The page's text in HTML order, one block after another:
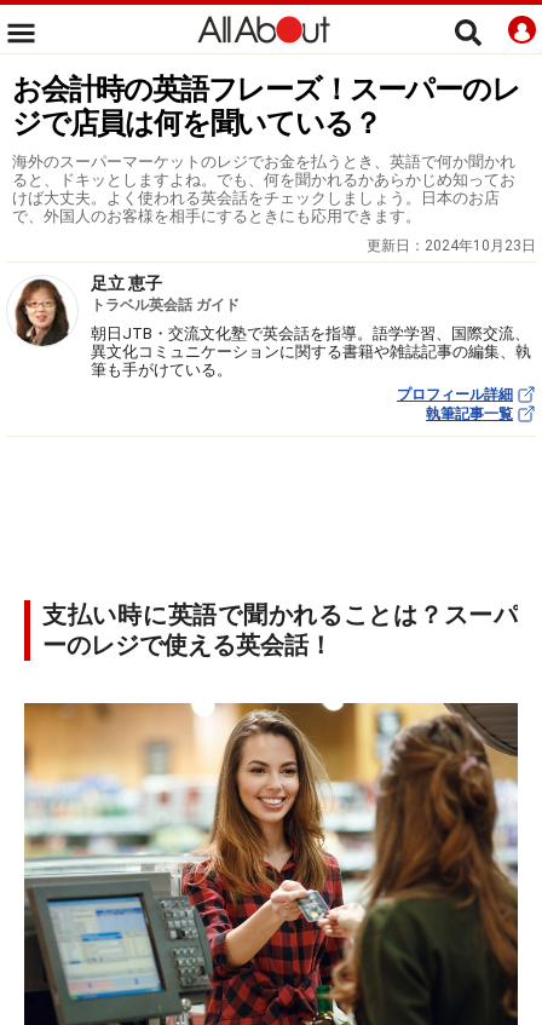
お会計時の英語フレーズ！スーパーのレ
ジで店員は何を聞いている？
海外のスーパーマーケットのレジでお金を払うとき、英語で何か聞かれ
ると、ドキッとしますよね。でも、何を聞かれるかあらかじめ知ってお
けば大丈夫。よく使われる英会話をチェックしましょう。日本のお店
で、外国人のお客様を相手にするときにも応用できます。
更新日： 2024年10月23日
足立 恵子
トラベル英会話 ガイド
朝日JTB・交流文化塾で英会話を指導。語学学習、国際交流、
異文化コミュニケーションに関する書籍や雑誌記事の編集、執
筆も手がけている。
プロフィール詳細
執筆記事一覧
支払い時に英語で聞かれることは？スーパ
ーのレジで使える英会話！